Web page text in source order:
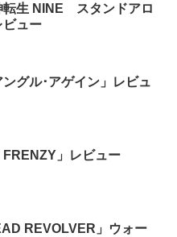
転生 NINE スタンドアロ
ビュー
ングル･アゲイン」レビュ
FRENZY」レビュー
REVOLVER」ウォー